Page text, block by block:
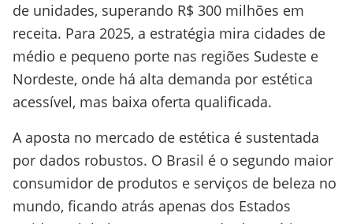
de unidades, superando R$ 300 milhões em
receita. Para 2025, a estratégia mira cidades de
médio e pequeno porte nas regiões Sudeste e
Nordeste, onde há alta demanda por estética
acessível, mas baixa oferta qualificada.
A aposta no mercado de estética é sustentada
por dados robustos. O Brasil é o segundo maior
consumidor de produtos e serviços de beleza no
mundo, ficando atrás apenas dos Estados